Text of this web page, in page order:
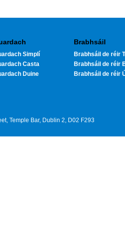
Simplí
Casta
Duine
Brabhsáil
Brabhsáil de réir
Brabhsáil de réir
Brabhsáil de réir
Temple Bar, Dublin 2, D02 F293